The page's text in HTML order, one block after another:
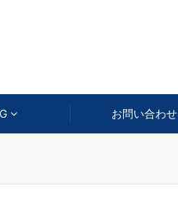
お問い合わせ